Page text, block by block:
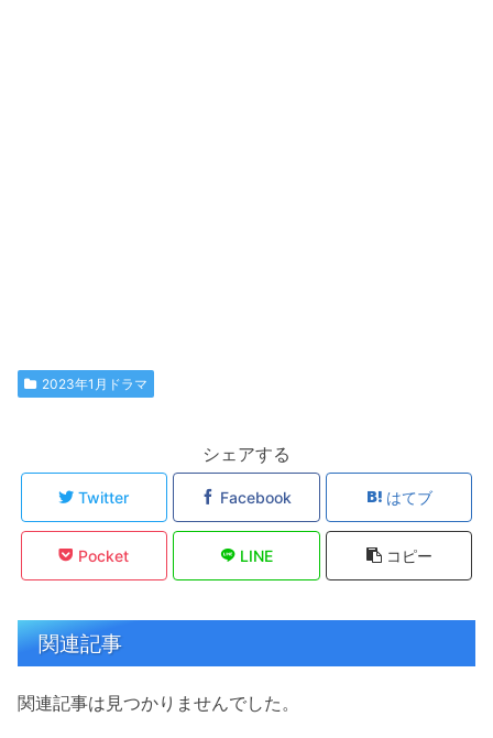
2023年1月ドラマ
シェアする
Twitter Facebook はてブ
Pocket LINE コピー
関連記事
関連記事は見つかりませんでした。